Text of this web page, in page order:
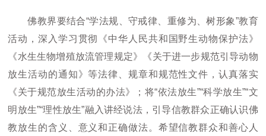
佛教界要结合“学法规、守戒律、重修为、树形象”教育
活动，深入学习贯彻《中华人民共和国野生动物保护法》
《水生生物增殖放流管理规定》《关于进一步规范引导动物
放生活动的通知》等法律、规章和规范性文件，认真落实
《关于规范放生活动的办法》；将“依法放生”“科学放生”“文
明放生”“理性放生”融入讲经说法，引导信教群众正确认识佛
教放生的含义、意义和正确做法。希望信教群众和善心人